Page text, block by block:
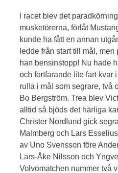
I racet blev det
musketörerna, förlåt
kunde ha fått en annan
ledde från start till mål,
han bensinstopp! Nu hade
och fortfarande lite fart kvar
rulla i mål som segrare, två
Bo Bergström. Trea blev
alltid så bjöds det härliga
Christer Nordlund gick
Malmberg och Lars
av Uno Svensson före
Lars-Åke Nilsson och
Volvomatchen nummer två